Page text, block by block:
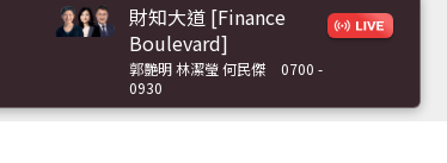
財知大道 [Finance
Boulevard]
郭艷明 林潔瑩 何民傑
0700 -
0930